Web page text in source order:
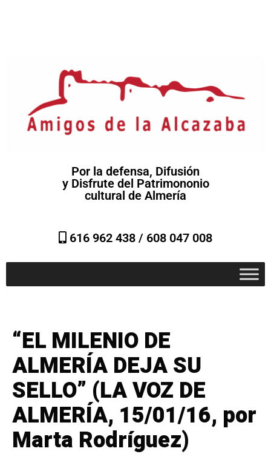
Por la defensa, Difusión
y Disfrute del Patrimononio
cultural de Almería
616 962 438 / 608 047 008
“EL MILENIO DE
ALMERÍA DEJA SU
SELLO” (LA VOZ DE
ALMERÍA, 15/01/16, por
Marta Rodríguez)